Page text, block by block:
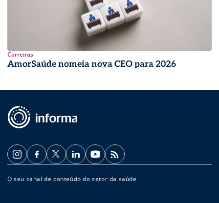
Carreiras
AmorSaúde nomeia nova CEO para 2026
O seu canal de conteúdo do setor da saúde